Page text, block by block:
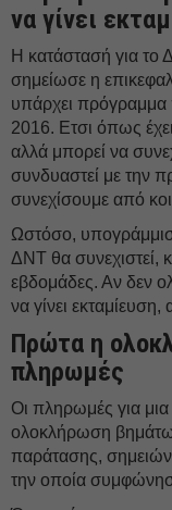
να γίνει
Η κατάστασή για το
σημείωσε η
υπάρχει πρόγραμμα
2016. Ετσι όπως
αλλά μπορεί να
συνδυαστεί με την
συνεχίσουμε από
Ωστόσο,
ΔΝΤ θα συνεχιστεί,
εβδομάδες. Αν δεν
να γίνει
Πρώτα η
πληρωμές
Οι πληρωμές για
ολοκλήρωση
παράτασης,
την οποία